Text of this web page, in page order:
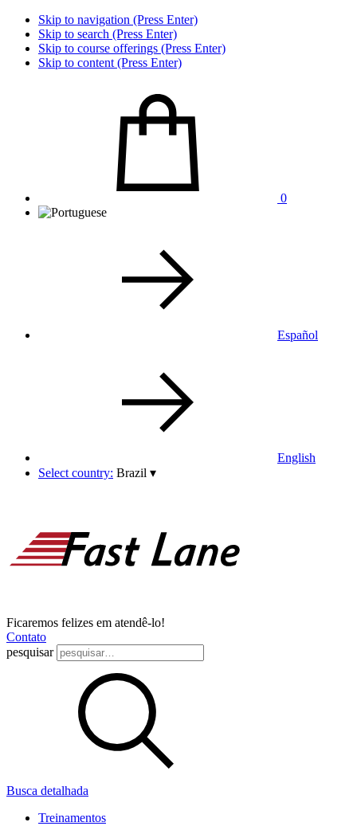
Skip to navigation (Press Enter)
Skip to search (Press Enter)
Skip to course offerings (Press Enter)
Skip to content (Press Enter)
0
Español
English
Select country: Brazil ▾
Ficaremos felizes em atendê-lo!
Contato
pesquisar
Busca detalhada
Treinamentos